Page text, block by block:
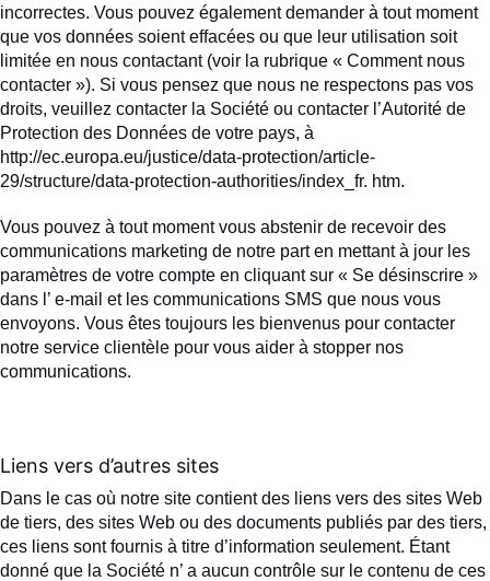
incorrectes. Vous pouvez également demander à tout moment
que vos données soient effacées ou que leur utilisation soit
limitée en nous contactant (voir la rubrique « Comment nous
contacter »). Si vous pensez que nous ne respectons pas vos
droits, veuillez contacter la Société ou contacter l’Autorité de
Protection des Données de votre pays, à
http://ec.europa.eu/justice/data-protection/article-
29/structure/data-protection-authorities/index_fr. htm.
Vous pouvez à tout moment vous abstenir de recevoir des
communications marketing de notre part en mettant à jour les
paramètres de votre compte en cliquant sur « Se désinscrire »
dans l’ e-mail et les communications SMS que nous vous
envoyons. Vous êtes toujours les bienvenus pour contacter
notre service clientèle pour vous aider à stopper nos
communications.
Liens vers d’autres sites
Dans le cas où notre site contient des liens vers des sites Web
de tiers, des sites Web ou des documents publiés par des tiers,
ces liens sont fournis à titre d’information seulement. Étant
donné que la Société n’ a aucun contrôle sur le contenu de ces